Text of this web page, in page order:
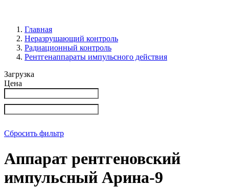
Главная
Неразрушающий контроль
Радиационный контроль
Рентгенаппараты импульсного действия
Загрузка
Цена
Сбросить фильтр
Аппарат рентгеновский
импульсный Арина-9